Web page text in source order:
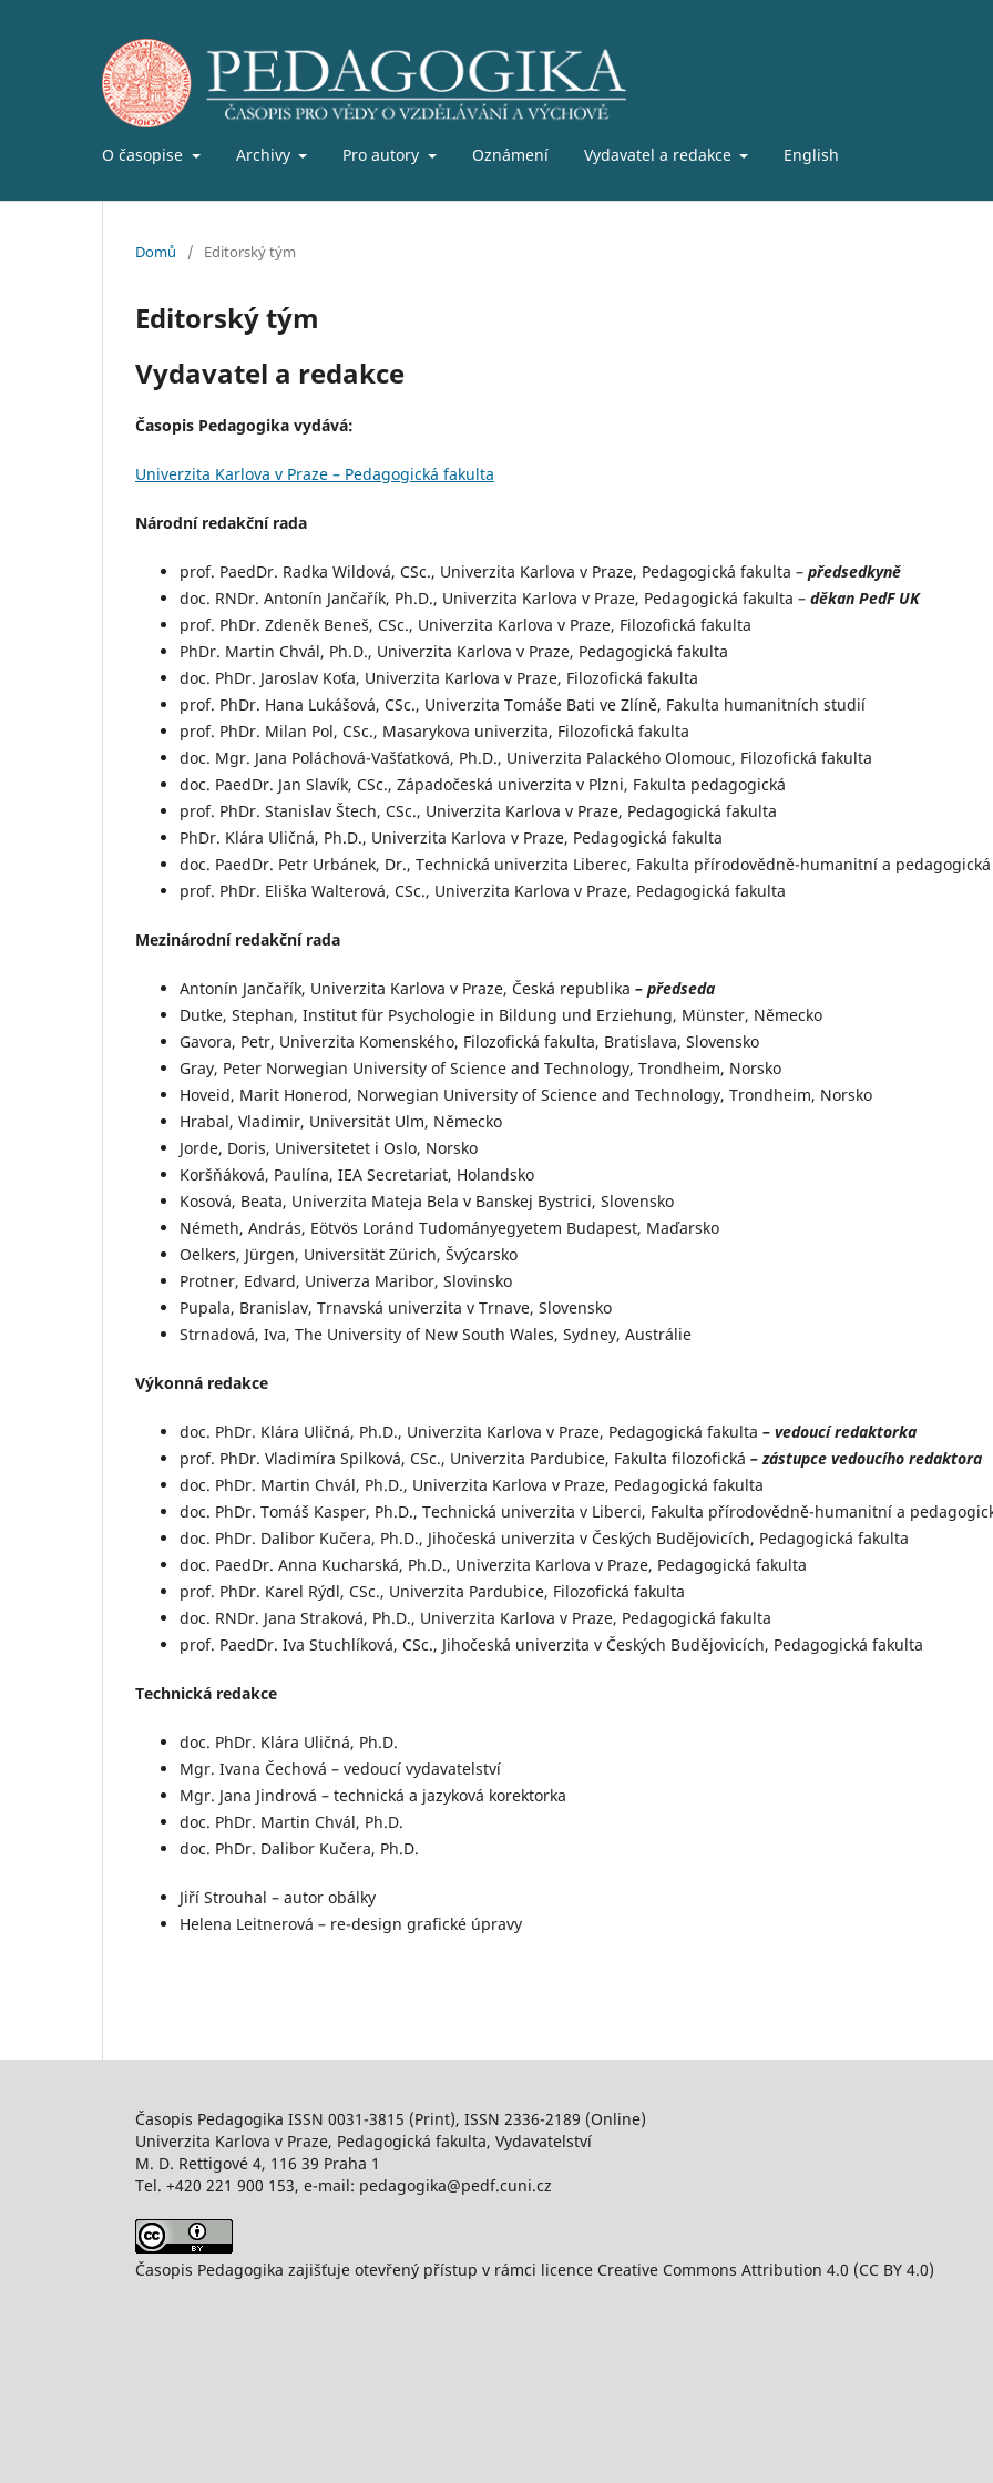
O časopise Archivy Pro autory Oznámení Vydavatel a redakce English
Domů / Editorský tým
Editorský tým
Vydavatel a redakce
Časopis Pedagogika vydává:
Univerzita Karlova v Praze – Pedagogická fakulta
Národní redakční rada
prof. PaedDr. Radka Wildová, CSc., Univerzita Karlova v Praze, Pedagogická fakulta – předsedkyně
doc. RNDr. Antonín Jančařík, Ph.D., Univerzita Karlova v Praze, Pedagogická fakulta – děkan PedF UK
prof. PhDr. Zdeněk Beneš, CSc., Univerzita Karlova v Praze, Filozofická fakulta
PhDr. Martin Chvál, Ph.D., Univerzita Karlova v Praze, Pedagogická fakulta
doc. PhDr. Jaroslav Koťa, Univerzita Karlova v Praze, Filozofická fakulta
prof. PhDr. Hana Lukášová, CSc., Univerzita Tomáše Bati ve Zlíně, Fakulta humanitních studií
prof. PhDr. Milan Pol, CSc., Masarykova univerzita, Filozofická fakulta
doc. Mgr. Jana Poláchová-Vašťatková, Ph.D., Univerzita Palackého Olomouc, Filozofická fakulta
doc. PaedDr. Jan Slavík, CSc., Západočeská univerzita v Plzni, Fakulta pedagogická
prof. PhDr. Stanislav Štech, CSc., Univerzita Karlova v Praze, Pedagogická fakulta
PhDr. Klára Uličná, Ph.D., Univerzita Karlova v Praze, Pedagogická fakulta
doc. PaedDr. Petr Urbánek, Dr., Technická univerzita Liberec, Fakulta přírodovědně-humanitní a pedagogická
prof. PhDr. Eliška Walterová, CSc., Univerzita Karlova v Praze, Pedagogická fakulta
Mezinárodní redakční rada
Antonín Jančařík, Univerzita Karlova v Praze, Česká republika – předseda
Dutke, Stephan, Institut für Psychologie in Bildung und Erziehung, Münster, Německo
Gavora, Petr, Univerzita Komenského, Filozofická fakulta, Bratislava, Slovensko
Gray, Peter Norwegian University of Science and Technology, Trondheim, Norsko
Hoveid, Marit Honerod, Norwegian University of Science and Technology, Trondheim, Norsko
Hrabal, Vladimir, Universität Ulm, Německo
Jorde, Doris, Universitetet i Oslo, Norsko
Koršňáková, Paulína, IEA Secretariat, Holandsko
Kosová, Beata, Univerzita Mateja Bela v Banskej Bystrici, Slovensko
Németh, András, Eötvös Loránd Tudományegyetem Budapest, Maďarsko
Oelkers, Jürgen, Universität Zürich, Švýcarsko
Protner, Edvard, Univerza Maribor, Slovinsko
Pupala, Branislav, Trnavská univerzita v Trnave, Slovensko
Strnadová, Iva, The University of New South Wales, Sydney, Austrálie
Výkonná redakce
doc. PhDr. Klára Uličná, Ph.D., Univerzita Karlova v Praze, Pedagogická fakulta – vedoucí redaktorka
prof. PhDr. Vladimíra Spilková, CSc., Univerzita Pardubice, Fakulta filozofická – zástupce vedoucího redaktora
doc. PhDr. Martin Chvál, Ph.D., Univerzita Karlova v Praze, Pedagogická fakulta
doc. PhDr. Tomáš Kasper, Ph.D., Technická univerzita v Liberci, Fakulta přírodovědně-humanitní a
doc. PhDr. Dalibor Kučera, Ph.D., Jihočeská univerzita v Českých Budějovicích, Pedagogická fakulta
doc. PaedDr. Anna Kucharská, Ph.D., Univerzita Karlova v Praze, Pedagogická fakulta
prof. PhDr. Karel Rýdl, CSc., Univerzita Pardubice, Filozofická fakulta
doc. RNDr. Jana Straková, Ph.D., Univerzita Karlova v Praze, Pedagogická fakulta
prof. PaedDr. Iva Stuchlíková, CSc., Jihočeská univerzita v Českých Budějovicích, Pedagogická fakulta
Technická redakce
doc. PhDr. Klára Uličná, Ph.D.
Mgr. Ivana Čechová – vedoucí vydavatelství
Mgr. Jana Jindrová – technická a jazyková korektorka
doc. PhDr. Martin Chvál, Ph.D.
doc. PhDr. Dalibor Kučera, Ph.D.
Jiří Strouhal – autor obálky
Helena Leitnerová – re-design grafické úpravy
Časopis Pedagogika ISSN 0031-3815 (Print), ISSN 2336-2189 (Online)
Univerzita Karlova v Praze, Pedagogická fakulta, Vydavatelství
M. D. Rettigové 4, 116 39 Praha 1
Tel. +420 221 900 153, e-mail: pedagogika@pedf.cuni.cz
Časopis Pedagogika zajišťuje otevřený přístup v rámci licence Creative Commons Attribution 4.0 (CC BY 4.0)